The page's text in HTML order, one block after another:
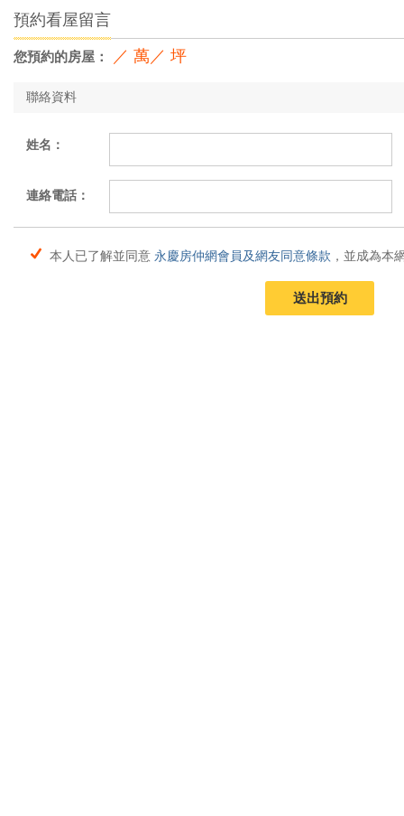
預約看屋留言
您預約的房屋： ／ 萬／ 坪
聯絡資料
姓名：
連絡電話：
本人已了解並同意 永慶房仲網會員及網友同意條款 ，並成為本